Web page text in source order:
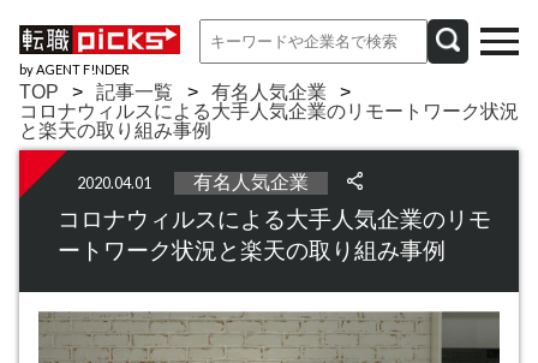
by AGENT F!NDER
TOP 記事一覧
有名人気企業
コロナウィルスによる大手人気企業のリモートワーク状況
と楽天の取り組み事例
2020.04.01 有名人気企業
コロナウィルスによる大手人気企業のリモ
ートワーク状況と楽天の取り組み事例